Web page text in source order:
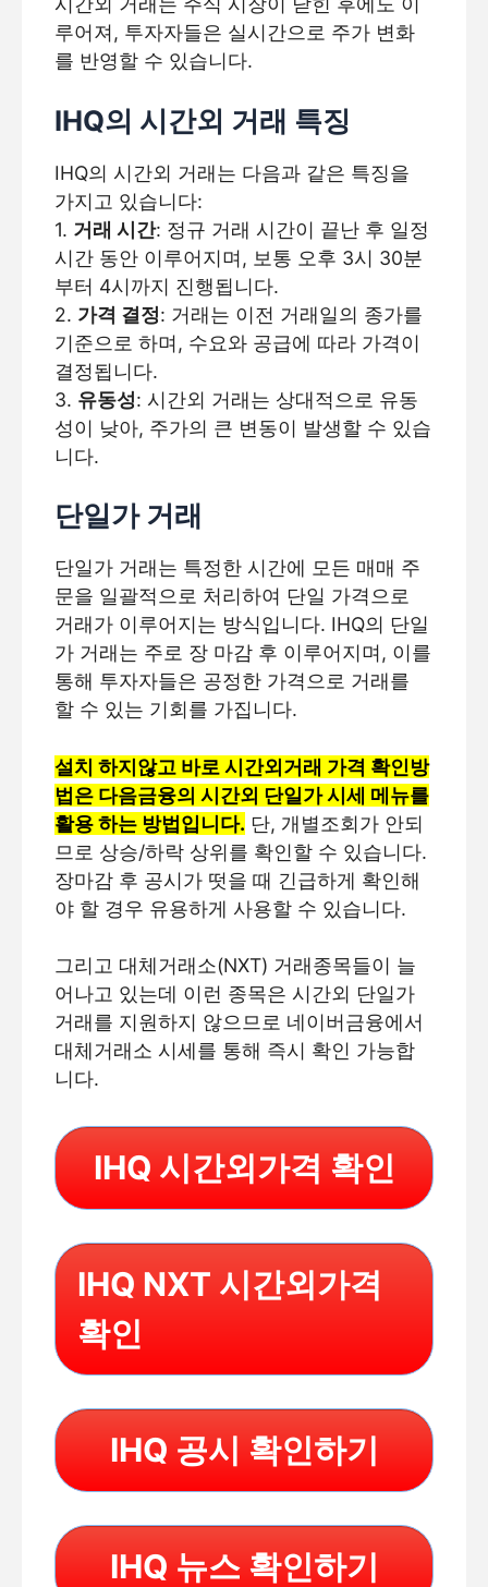
루어져, 투자자들은 실시간으로 주가 변화
를 반영할 수 있습니다.
IHQ의 시간외 거래 특징
IHQ의 시간외 거래는 다음과 같은 특징을
가지고 있습니다:
1. 거래 시간: 정규 거래 시간이 끝난 후 일정
시간 동안 이루어지며, 보통 오후 3시 30분
부터 4시까지 진행됩니다.
2. 가격 결정: 거래는 이전 거래일의 종가를
기준으로 하며, 수요와 공급에 따라 가격이
결정됩니다.
3. 유동성: 시간외 거래는 상대적으로 유동
성이 낮아, 주가의 큰 변동이 발생할 수 있습
니다.
단일가 거래
단일가 거래는 특정한 시간에 모든 매매 주
문을 일괄적으로 처리하여 단일 가격으로
거래가 이루어지는 방식입니다. IHQ의 단일
가 거래는 주로 장 마감 후 이루어지며, 이를
통해 투자자들은 공정한 가격으로 거래를
할 수 있는 기회를 가집니다.
설치 하지않고 바로 시간외거래 가격 확인방
법은 다음금융의 시간외 단일가 시세 메뉴를
활용 하는 방법입니다. 단, 개별조회가 안되
므로 상승/하락 상위를 확인할 수 있습니다.
장마감 후 공시가 떳을 때 긴급하게 확인해
야 할 경우 유용하게 사용할 수 있습니다.
그리고 대체거래소(NXT) 거래종목들이 늘
어나고 있는데 이런 종목은 시간외 단일가
거래를 지원하지 않으므로 네이버금융에서
대체거래소 시세를 통해 즉시 확인 가능합
니다.
IHQ 시간외가격 확인
IHQ NXT 시간외가격
확인
IHQ 공시 확인하기
IHQ 뉴스 확인하기